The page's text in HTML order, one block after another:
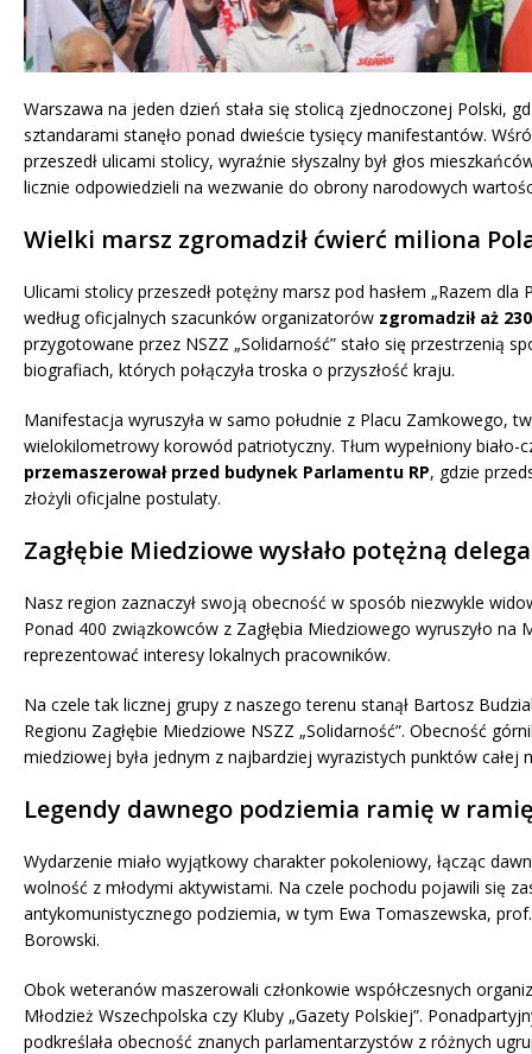
Warszawa na jeden dzień stała się stolicą zjednoczonej Polski,
sztandarami stanęło ponad dwieście tysięcy manifestantów.
przeszedł ulicami stolicy, wyraźnie słyszalny był głos
licznie odpowiedzieli na wezwanie do obrony narodowych
Wielki marsz zgromadził ćwierć miliona
Ulicami stolicy przeszedł potężny marsz pod hasłem „Razem dla
według oficjalnych szacunków organizatorów zgromadził aż
przygotowane przez NSZZ „Solidarność” stało się przestrzenią
biografiach, których połączyła troska o przyszłość kraju.
Manifestacja wyruszyła w samo południe z Placu Zamkowego,
wielokilometrowy korowód patriotyczny. Tłum wypełniony biało-
przemaszerował przed budynek Parlamentu RP, gdzie
złożyli oficjalne postulaty.
Zagłębie Miedziowe wysłało potężną
Nasz region zaznaczył swoją obecność w sposób niezwykle
Ponad 400 związkowców z Zagłębia Miedziowego wyruszyło na
reprezentować interesy lokalnych pracowników.
Na czele tak licznej grupy z naszego terenu stanął Bartosz
Regionu Zagłębie Miedziowe NSZZ „Solidarność”. Obecność
miedziowej była jednym z najbardziej wyrazistych punktów całej
Legendy dawnego podziemia ramię w
Wydarzenie miało wyjątkowy charakter pokoleniowy, łącząc
wolność z młodymi aktywistami. Na czele pochodu pojawili się
antykomunistycznego podziemia, w tym Ewa Tomaszewska,
Borowski.
Obok weteranów maszerowali członkowie współczesnych
Młodzież Wszechpolska czy Kluby „Gazety Polskiej”.
podkreślała obecność znanych parlamentarzystów z różnych